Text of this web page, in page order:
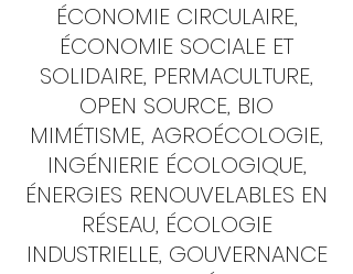
ÉCONOMIE CIRCULAIRE,
ÉCONOMIE SOCIALE ET
SOLIDAIRE, PERMACULTURE,
OPEN SOURCE, BIO
MIMÉTISME, AGROÉCOLOGIE,
INGÉNIERIE ÉCOLOGIQUE,
ÉNERGIES RENOUVELABLES EN
RÉSEAU, ÉCOLOGIE
INDUSTRIELLE, GOUVERNANCE